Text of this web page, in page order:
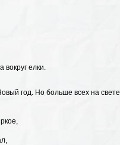
вокруг елки.
год. Но больше всех на свете